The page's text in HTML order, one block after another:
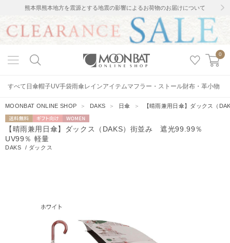
熊本県熊本地方を震源とする地震の影響によるお荷物のお届けについて
0
すべて 日傘帽子UV手袋雨傘レインアイテムマフラー・ストール財布・革小物
MOONBAT ONLINE SHOP ＞ DAKS ＞ 日傘 ＞ 【晴雨兼用日傘】ダックス（
送料無料 ギフト向
け
WOMEN
【晴雨兼用日傘】ダックス（DAKS）街並み 遮光99.99％
UV99％ 軽量
DAKS / ダックス